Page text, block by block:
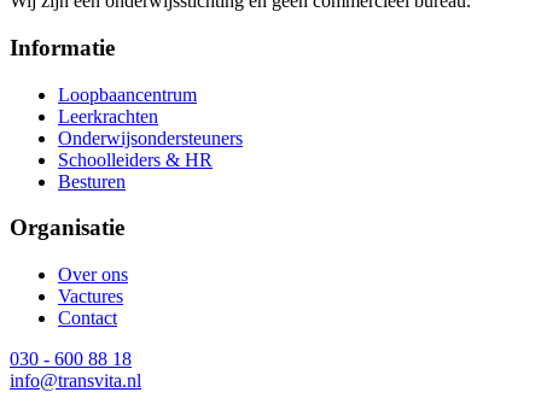
Informatie
Loopbaancentrum
Leerkrachten
Onderwijsondersteuners
Schoolleiders & HR
Besturen
Organisatie
Over ons
Vactures
Contact
030 - 600 88 18
info@transvita.nl